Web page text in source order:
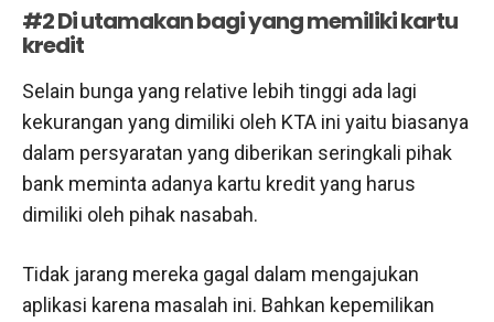
#2 Di utamakan bagi yang memiliki kartu
kredit
Selain bunga yang relative lebih tinggi ada lagi
kekurangan yang dimiliki oleh KTA ini yaitu biasanya
dalam persyaratan yang diberikan seringkali pihak
bank meminta adanya kartu kredit yang harus
dimiliki oleh pihak nasabah.
Tidak jarang mereka gagal dalam mengajukan
aplikasi karena masalah ini. Bahkan kepemilikan